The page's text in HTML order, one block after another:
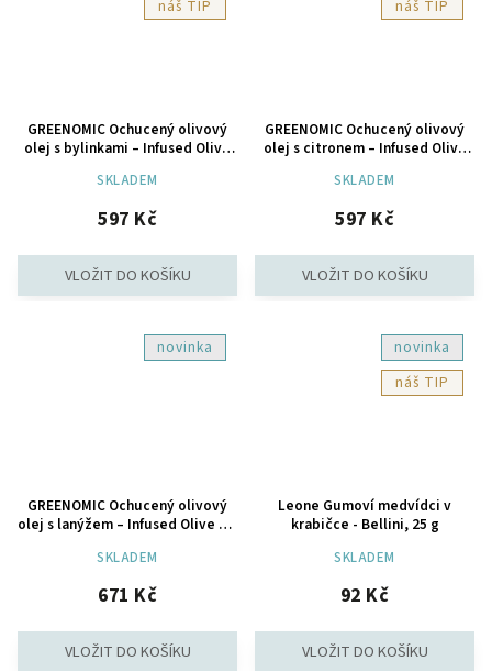
TIP
GREENOMIC Ochucený olivový
olej s bylinkami – Infused Olive
SKLADEM
597 Kč
TIP
GREENOMIC Ochucený olivový
olej s citronem – Infused Olive
SKLADEM
597 Kč
novinka
GREENOMIC Ochucený olivový
olej s lanýžem – Infused Olive Oil
SKLADEM
671 Kč
novinka
TIP
Leone Gumoví medvídci v
krabičce - Bellini, 25 g
SKLADEM
92 Kč